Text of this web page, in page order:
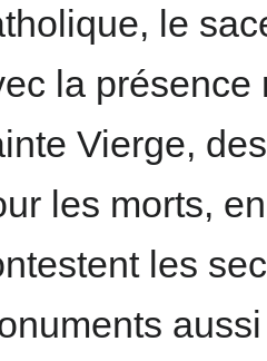
le
la présence
Vierge,
les morts,
les